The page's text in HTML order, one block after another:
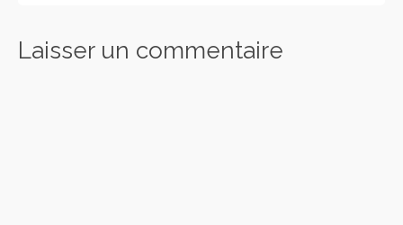
Laisser un commentaire